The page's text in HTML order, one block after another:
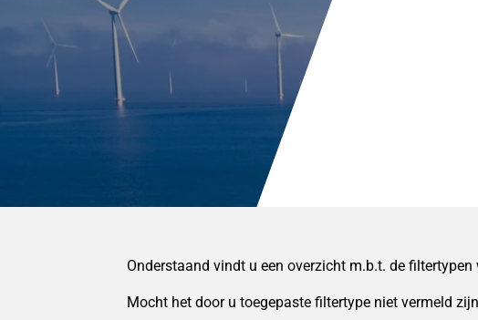
Onderstaand vindt u een overzicht m.b.t. de
Mocht het door u toegepaste filtertype niet vermeld